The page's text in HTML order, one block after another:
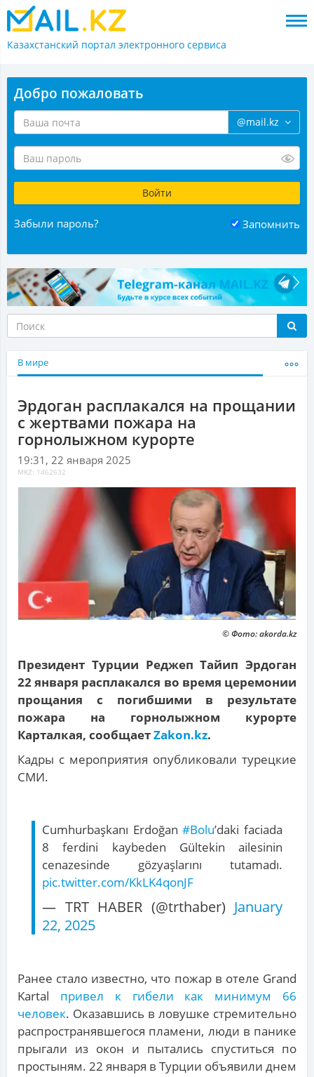
Казахстанский портал электронного сервиса
Добро пожаловать
@mail.kz
Забыли пароль? Запомнить
В мире
Эрдоган расплакался на прощании
с жертвами пожара на
горнолыжном курорте
19:31, 22 января 2025
MKZ: 1462632
© Фото: akorda.kz
Президент Турции Реджеп Тайип Эрдоган
22 января расплакался во время церемонии
прощания с погибшими в результате
пожара на горнолыжном курорте
Карталкая, сообщаетZakon.kz.
Кадры с мероприятия опубликовали турецкие
СМИ.
Cumhurbaşkanı Erdoğan#Bolu’daki faciada
8 ferdini kaybeden Gültekin ailesinin
cenazesinde gözyaşlarını tutamadı.
pic.twitter.com/KkLK4qonJF
— TRT HABER (@trthaber) January
22, 2025
Ранее стало известно, что пожар в отеле Grand
Kartal привел к гибели как минимум 66
человек. Оказавшись в ловушке стремительно
распространявшегося пламени, люди в панике
прыгали из окон и пытались спуститься по
простыням. 22 января в Турции объявили днем